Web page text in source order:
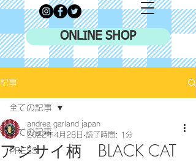
ONLINE SHOP
記事
全ての記事
PRESS
全ての記事
アジサイ柄 BLACK CAT
andrea garland japan
2022年4月28日 読了時間: 1分